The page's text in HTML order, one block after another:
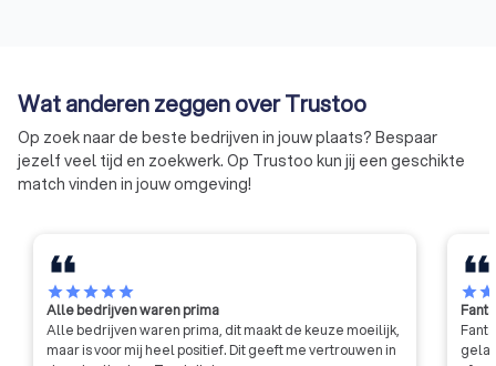
Kwaliteit, Klachten en Geschillen
Zorg).
ingeschreven die
Kwaliteitscode
Wat anderen zeggen over Trustoo
Op zoek naar de beste bedrijven in jouw plaats? Bespaar
jezelf veel tijd en zoekwerk. Op Trustoo kun jij een geschikte
match vinden in jouw omgeving!
starstarstarstarstar
Alle bedrijven waren prima
Alle bedrijven waren prima, dit maakt de keuze moeilijk,
maar is voor mij heel positief. Dit geeft me vertrouwen in
starstar